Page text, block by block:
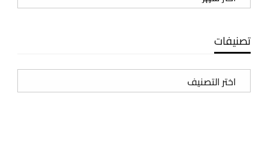
تصنيفات
تصنيفات